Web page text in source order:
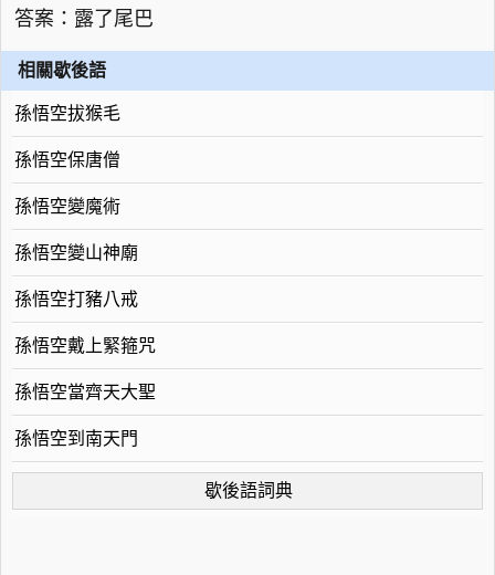
答案：露了尾巴
相關歇後語
孫悟空拔猴毛
孫悟空保唐僧
孫悟空變魔術
孫悟空變山神廟
孫悟空打豬八戒
孫悟空戴上緊箍咒
孫悟空當齊天大聖
孫悟空到南天門
歇後語詞典